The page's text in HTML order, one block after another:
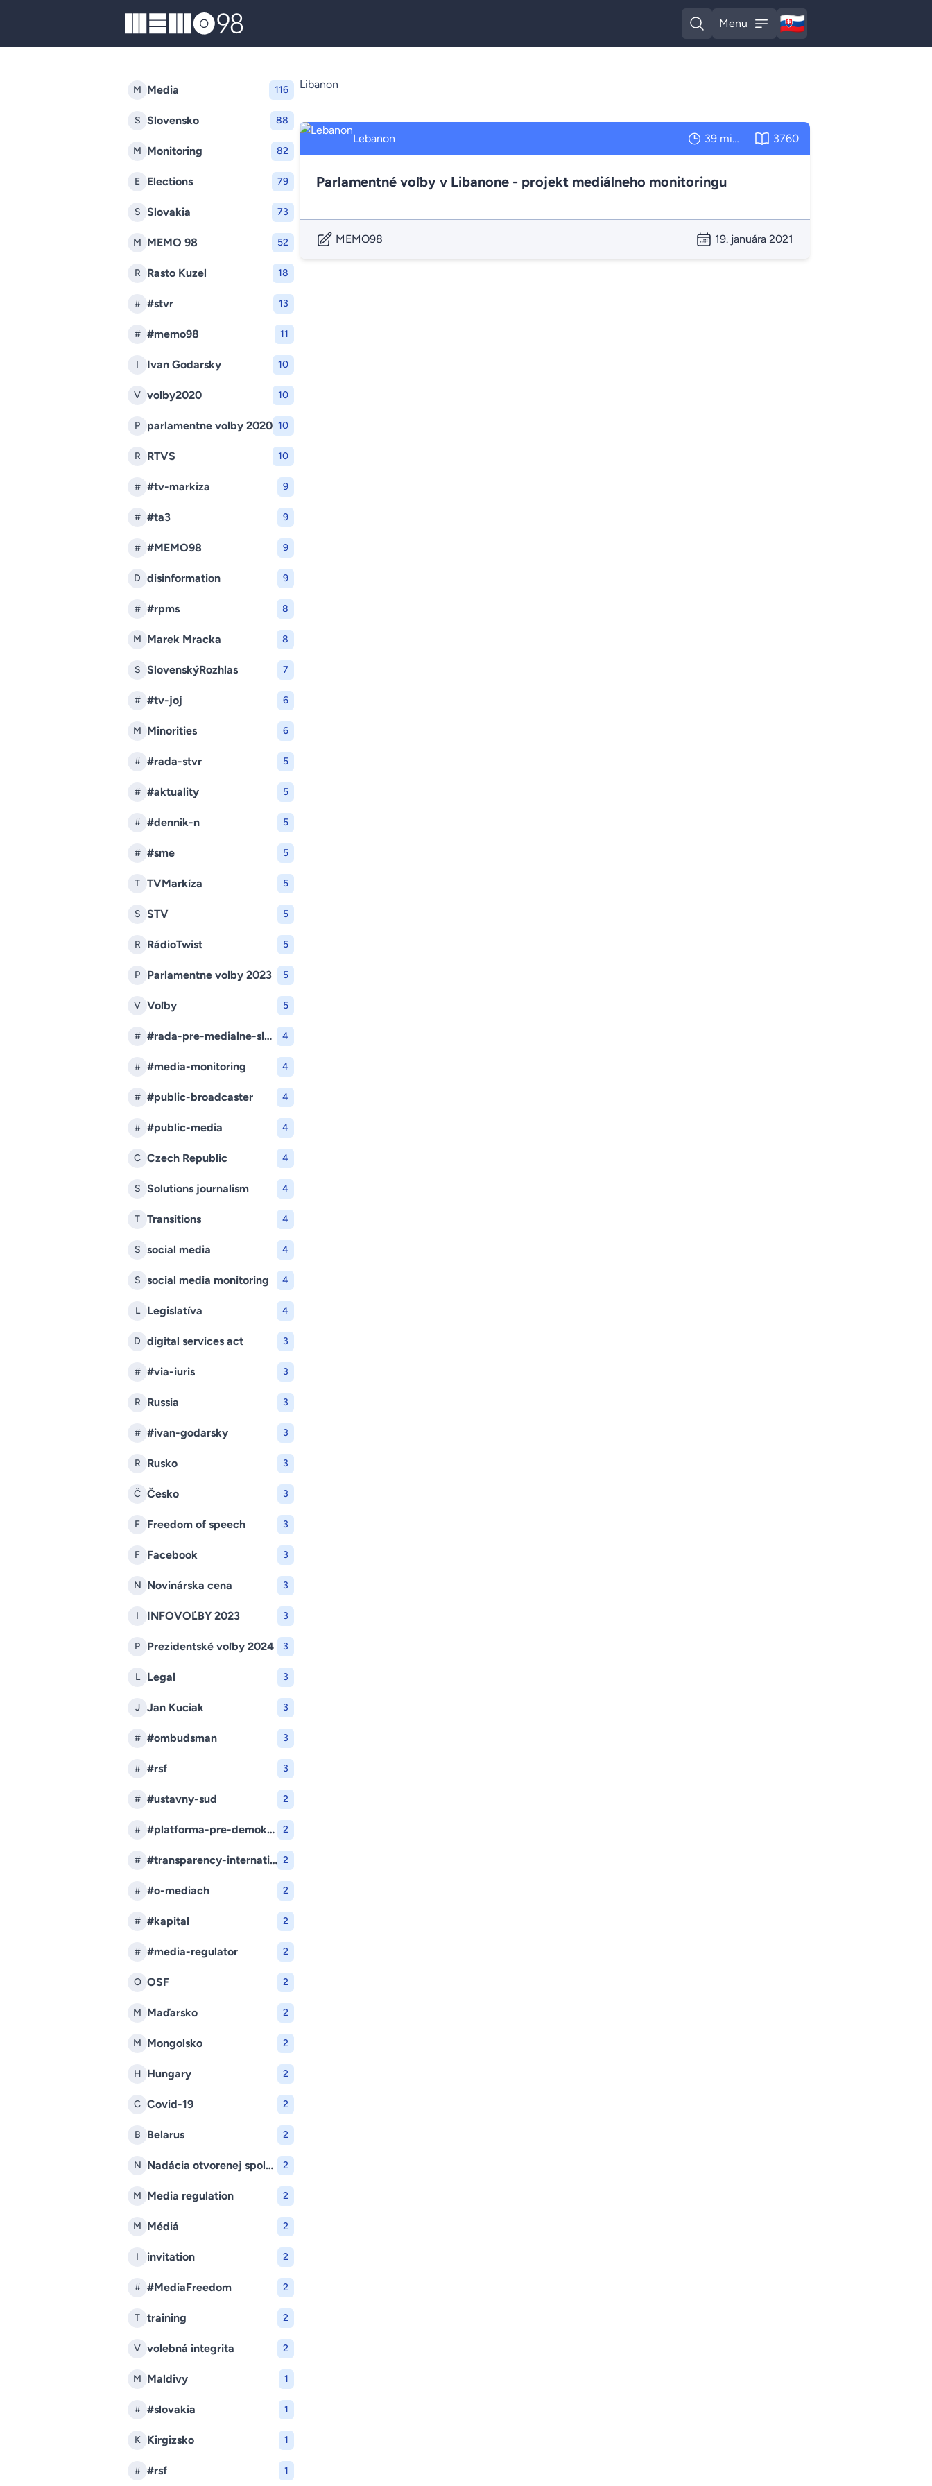
MEMO98
Open search
Menu
Open menu
🇸🇰
Slovak
M Media 116
S Slovensko 88
M Monitoring 82
E Elections 79
S Slovakia 73
M MEMO 98 52
R Rasto Kuzel 18
# #stvr 13
# #memo98 11
I Ivan Godarsky 10
V volby2020 10
P parlamentne volby 2020 10
R RTVS 10
# #tv-markiza 9
# #ta3 9
# #MEMO98 9
D disinformation 9
# #rpms 8
M Marek Mracka 8
S SlovenskýRozhlas 7
# #tv-joj 6
M Minorities 6
# #rada-stvr 5
# #aktuality 5
# #dennik-n 5
# #sme 5
T TVMarkíza 5
S STV 5
R RádioTwist 5
P Parlamentne volby 2023 5
V Voľby 5
# #rada-pre-medialne-sluzby 4
# #media-monitoring 4
# #public-broadcaster 4
# #public-media 4
C Czech Republic 4
S Solutions journalism 4
T Transitions 4
S social media 4
S social media monitoring 4
L Legislatíva 4
D digital services act 3
# #via-iuris 3
R Russia 3
# #ivan-godarsky 3
R Rusko 3
Č Česko 3
F Freedom of speech 3
F Facebook 3
N Novinárska cena 3
I INFOVOĽBY 2023 3
P Prezidentské voľby 2024 3
L Legal 3
J Jan Kuciak 3
# #ombudsman 3
# #rsf 3
# #ustavny-sud 2
# #platforma-pre-demokraciu 2
# #transparency-international-slovensko 2
# #o-mediach 2
# #kapital 2
# #media-regulator 2
O OSF 2
M Maďarsko 2
M Mongolsko 2
H Hungary 2
C Covid-19 2
B Belarus 2
N Nadácia otvorenej spoločnosti 2
M Media regulation 2
M Médiá 2
I invitation 2
# #MediaFreedom 2
T training 2
V volebná integrita 2
M Maldivy 1
# #slovakia 1
K Kirgizsko 1
# #rsf 1
Libanon
Lebanon 39 minút 3760
Parlamentné voľby v Libanone - projekt mediálneho monitoringu
MEMO98 19. januára 2021